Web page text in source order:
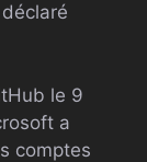
le 9
a
comptes